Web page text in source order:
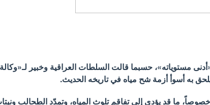
مستوياته»، حسبما قالت السلطات العراقية وخبير لـ«وكالة
به أسوأ أزمة شح مياه في تاريخه الحديث.
ما قد يؤدي إلى تفاقم تلوث المياه، وتمدّد الطحالب